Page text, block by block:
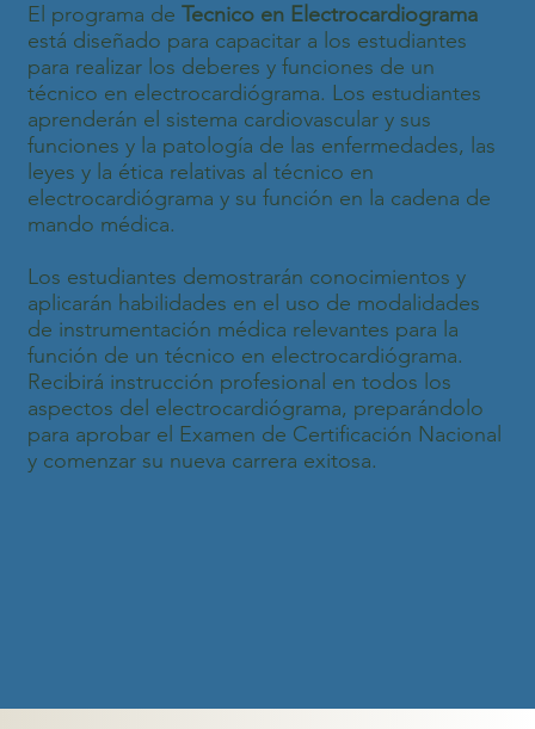
El programa deTecnico en Electrocardiograma
está diseñado para capacitar a los estudiantes
para realizar los deberes y funciones de un
técnico en electrocardiógrama. Los estudiantes
aprenderán el sistema cardiovascular y sus
funciones y la patología de las enfermedades, las
leyes y la ética relativas al técnico en
electrocardiógrama y su función en la cadena de
mando médica.
Los estudiantes demostrarán conocimientos y
aplicarán habilidades en el uso de modalidades
de instrumentación médica relevantes para la
función de un técnico en electrocardiógrama.
Recibirá instrucción profesional en todos los
aspectos del electrocardiógrama, preparándolo
para aprobar el Examen de Certificación Nacional
y comenzar su nueva carrera exitosa.